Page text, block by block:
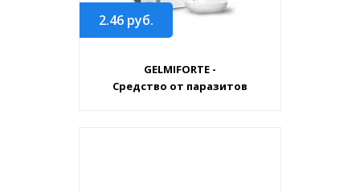
2.46 руб.
GELMIFORTE -
Средство от паразитов